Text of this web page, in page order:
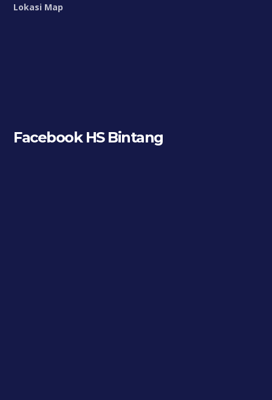
Lokasi Map
Facebook HS Bintang